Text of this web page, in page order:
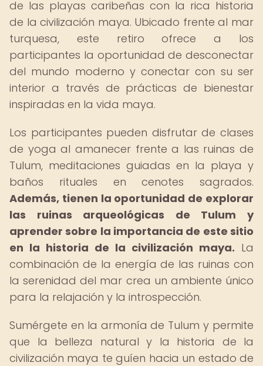
de las playas caribeñas con la rica historia
de la civilización maya. Ubicado frente al mar
turquesa, este retiro ofrece a los
participantes la oportunidad de desconectar
del mundo moderno y conectar con su ser
interior a través de prácticas de bienestar
inspiradas en la vida maya.
Los participantes pueden disfrutar de clases
de yoga al amanecer frente a las ruinas de
Tulum, meditaciones guiadas en la playa y
baños rituales en cenotes sagrados.
Además, tienen la oportunidad de explorar
las ruinas arqueológicas de Tulum y
aprender sobre la importancia de este sitio
en la historia de la civilización maya. La
combinación de la energía de las ruinas con
la serenidad del mar crea un ambiente único
para la relajación y la introspección.
Sumérgete en la armonía de Tulum y permite
que la belleza natural y la historia de la
civilización maya te guíen hacia un estado de